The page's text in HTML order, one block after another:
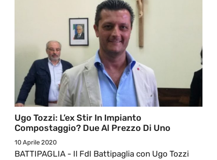
Ugo Tozzi: L’ex Stir In Impianto
Compostaggio? Due Al Prezzo Di Uno
10 Aprile 2020
BATTIPAGLIA - Il FdI Battipaglia con Ugo Tozzi